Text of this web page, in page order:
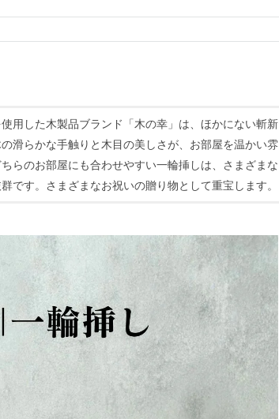
用した木製品ブランド「木の幸」は、ほかにない斬新
滑らかな手触りと木目の美しさが、お部屋を温かい雰
らのお部屋にも合わせやすい一輪挿しは、さまざまな
です。さまざまなお祝いの贈り物として重宝します。